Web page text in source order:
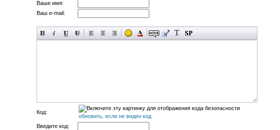
Ваше имя:
Ваш e-mail:
Код:
обновить, если не виден код
Введите код: